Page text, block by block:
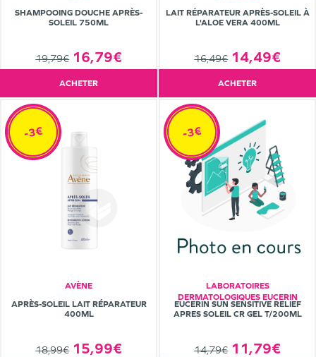
SHAMPOOING DOUCHE APRÈS-
SOLEIL 750ML
19,79€ 16,79€
ACHETER
LAIT RÉPARATEUR APRÈS-SOLEIL À
L'ALOE VERA 400ML
16,49€ 14,49€
ACHETER
AVÈNE
APRÈS-SOLEIL LAIT RÉPARATEUR
400ML
18,99€ 15,99€
-3€
LABORATOIRES
DERMATOLOGIQUES EUCERIN
EUCERIN SUN SENSITIVE RELIEF
APRES SOLEIL CR GEL T/200ML
14,79€ 11,79€
-3€